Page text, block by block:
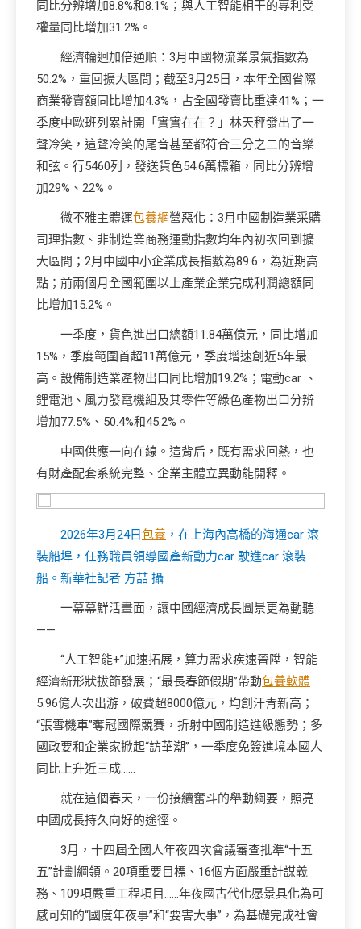
同比分辨增加8.8%和8.1%；與人工智能相干的專利受
權量同比增加31.2%。
經濟輪迴加倍通順：3月中國物流業景氣指數為
50.2%，重回擴大區間；截至3月25日，本年全國省際
商業發賣額同比增加4.3%，占全國發賣比重達41%；一
季度中歐班列累計開「實實在在？」林天秤發出了一
聲冷笑，這聲冷笑的尾音甚至都符合三分之二的音樂
和弦。行5460列，發送貨色54.6萬標箱，同比分辨增
加29%、22%。
微不雅主體運包養網營惡化：3月中國制造業采購
司理指數、非制造業商務運動指數均年內初次回到擴
大區間；2月中國中小企業成長指數為89.6，為近期高
點；前兩個月全國範圍以上產業企業完成利潤總額同
比增加15.2%。
一季度，貨色進出口總額11.84萬億元，同比增加
15%，季度範圍首超11萬億元，季度增速創近5年最
高。設備制造業產物出口同比增加19.2%；電動car 、
鋰電池、風力發電機組及其零件等綠色產物出口分辨
增加77.5%、50.4%和45.2%。
中國供應一向在線。這背后，既有需求回熱，也
有財產配套系統完整、企業主體立異動能開釋。
2026年3月24日包養 ，在上海內高橋的海通car 滾
裝船埠，任務職員領導國產新動力car 駛進car 滾裝
船。新華社記者 方喆 攝
一幕幕鮮活畫面，讓中國經濟成長圖景更為動聽
——
“人工智能+”加速拓展，算力需求疾速晉陞，智能
經濟新形狀拔節發展；“最長春節假期”帶動包養軟體
5.96億人次出游，破費超8000億元，均創汗青新高；
“張雪機車”奪冠國際競賽，折射中國制造進級態勢；多
國政要和企業家掀起“訪華潮”，一季度免簽進境本國人
同比上升近三成……
就在這個春天，一份接續奮斗的舉動綱要，照亮
中國成長持久向好的途徑。
3月，十四屆全國人年夜四次會議審查批準“十五
五”計劃綱領。20項重要目標、16個方面嚴重計謀義
務、109項嚴重工程項目……年夜國古代化愿景具化為可
感可知的“國度年夜事”和“要害大事”，為基礎完成社會